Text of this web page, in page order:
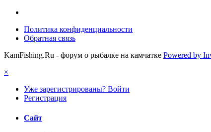
Политика конфиденциальности
Обратная связь
KamFishing.Ru - форум о рыбалке на камчатке Powered by
×
Уже зарегистрированы? Войти
Регистрация
Сайт